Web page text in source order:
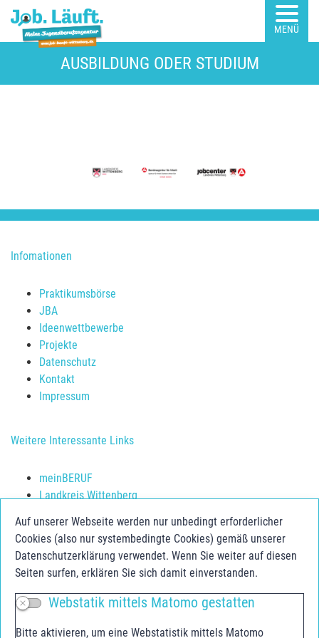
Auf unserer Webseite werden nur unbedingt erforderlicher
Cookies (also nur systembedingte Cookies) gemäß unserer
Datenschutzerklärung verwendet. Wenn Sie weiter auf diesen
Seiten surfen, erklären Sie sich damit einverstanden.
Webstatik mittels Matomo gestatten
Bitte aktivieren, um eine Webstatistik mittels Matomo
MENÜ
AUSBILDUNG ODER STUDIUM
Infomationen
Praktikumsbörse
JBA
Ideenwettbewerbe
Projekte
Datenschutz
Kontakt
Impressum
Weitere Interessante Links
meinBERUF
Landkreis Wittenberg
Jugendberufsagentur Anhalt-Bitterfeld
Jugend.Berufs.Zentrum Dessau-Roßlau
Social Media
Facebook